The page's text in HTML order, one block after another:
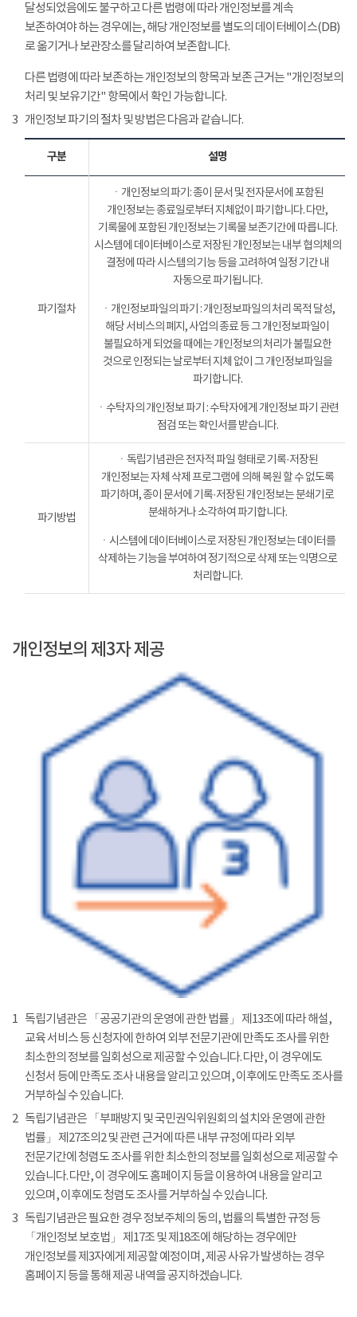
달성되었음에도 불구하고 다른 법령에 따라 개인정보를 계속
보존하여야 하는 경우에는, 해당 개인정보를 별도의 데이터베이스(DB)
로 옮기거나 보관장소를 달리하여 보존합니다.
다른 법령에 따라 보존하는 개인정보의 항목과 보존 근거는 "개인정보의
처리 및 보유기간" 항목에서 확인 가능합니다.
3 개인정보 파기의 절차 및 방법은 다음과 같습니다.
구분 설명
파기절차
ㆍ개인정보의 파기: 종이 문서 및 전자문서에 포함된
개인정보는 종료일로부터 지체없이 파기합니다. 다만,
기록물에 포함된 개인정보는 기록물 보존기간에 따릅니다.
시스템에 데이터베이스로 저장된 개인정보는 내부 협의체의
결정에 따라 시스템의 기능 등을 고려하여 일정 기간 내
자동으로 파기됩니다.
ㆍ개인정보파일의 파기 : 개인정보파일의 처리 목적 달성,
해당 서비스의 폐지, 사업의 종료 등 그 개인정보파일이
불필요하게 되었을 때에는 개인정보의 처리가 불필요한
것으로 인정되는 날로부터 지체 없이 그 개인정보파일을
파기합니다.
ㆍ수탁자의 개인정보 파기 : 수탁자에게 개인정보 파기 관련
점검 또는 확인서를 받습니다.
파기방법
ㆍ독립기념관은 전자적 파일 형태로 기록·저장된
개인정보는 자체 삭제 프로그램에 의해 복원 할 수 없도록
파기하며, 종이 문서에 기록·저장된 개인정보는 분쇄기로
분쇄하거나 소각하여 파기합니다.
ㆍ시스템에 데이터베이스로 저장된 개인정보는 데이터를
삭제하는 기능을 부여하여 정기적으로 삭제 또는 익명으로
처리합니다.
개인정보의 제3자 제공
1 독립기념관은 「공공기관의 운영에 관한 법률」 제13조에 따라 해설,
교육 서비스 등 신청자에 한하여 외부 전문기관에 만족도 조사를 위한
최소한의 정보를 일회성으로 제공할 수 있습니다. 다만, 이 경우에도
신청서 등에 만족도 조사 내용을 알리고 있으며, 이후에도 만족도 조사를
거부하실 수 있습니다.
2 독립기념관은 「부패방지 및 국민권익위원회의 설치와 운영에 관한
법률」 제27조의2 및 관련 근거에 따른 내부 규정에 따라 외부
전문기간에 청렴도 조사를 위한 최소한의 정보를 일회성으로 제공할 수
있습니다. 다만, 이 경우에도 홈페이지 등을 이용하여 내용을 알리고
있으며, 이후에도 청렴도 조사를 거부하실 수 있습니다.
3 독립기념관은 필요한 경우 정보주체의 동의, 법률의 특별한 규정 등
「개인정보 보호법」 제17조 및 제18조에 해당하는 경우에만
개인정보를 제3자에게 제공할 예정이며, 제공 사유가 발생하는 경우
홈페이지 등을 통해 제공 내역을 공지하겠습니다.